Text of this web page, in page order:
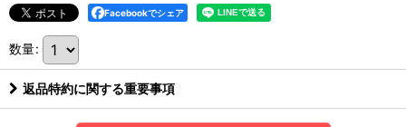
Facebookでシェア
数量:
返品特約に関する重要事項